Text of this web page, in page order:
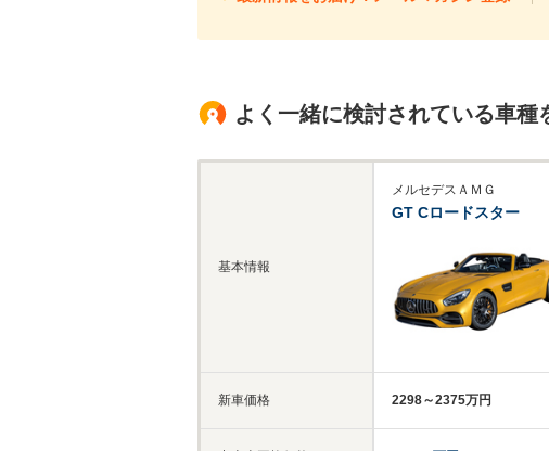
よく一緒に検討されている車種
基本情報
新車価格
メルセデスＡＭＧ
GT Cロードスター
2298～2375万円